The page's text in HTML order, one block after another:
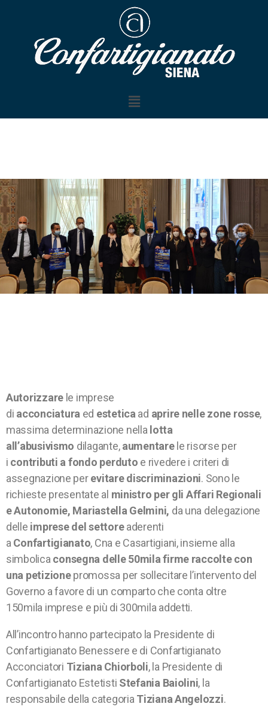
Autorizzare le imprese
di acconciaturaed esteticaad aprire nelle zone rosse,
massima determinazione nella lotta
all’abusivismo dilagante,aumentarele risorse per
i contributi a fondo perduto e rivedere i criteri di
assegnazione perevitare discriminazioni. Sono le
richieste presentate al ministro per gli Affari Regionali
e Autonomie, Mariastella Gelmini, da una delegazione
delle imprese del settoreaderenti
aConfartigianato, Cna e Casartigiani, insieme alla
simbolicaconsegna delle 50mila firme raccolte con
una petizionepromossa per sollecitare l’intervento del
Governo a favore di un comparto che conta oltre
150mila imprese e più di 300mila addetti.
All’incontro hanno partecipato la Presidente di
Confartigianato Benessere e di Confartigianato
Acconciatori Tiziana Chiorboli, la Presidente di
Confartigianato Estetisti Stefania Baiolini, la
responsabile della categoriaTiziana Angelozzi.